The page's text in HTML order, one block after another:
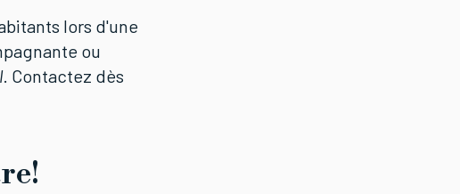
lors d'une
ou
. Contactez dès